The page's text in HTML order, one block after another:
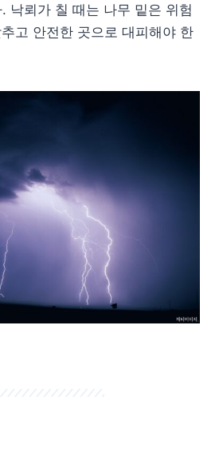
. 낙뢰가 칠 때는 나무 밑은 위험
고 안전한 곳으로 대피해야 한